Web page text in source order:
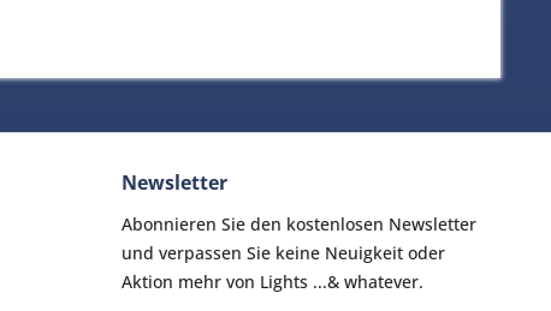
Newsletter
Abonnieren Sie den kostenlosen Newsletter
und verpassen Sie keine Neuigkeit oder
Aktion mehr von Lights ...& whatever.